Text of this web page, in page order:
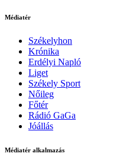
Médiatér
Székelyhon
Krónika
Erdélyi Napló
Liget
Székely Sport
Nőileg
Főtér
Rádió GaGa
Jóállás
Médiatér alkalmazás